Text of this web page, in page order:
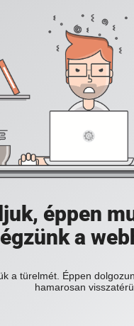
éppen
a
a türelmét. Éppen
hamarosan